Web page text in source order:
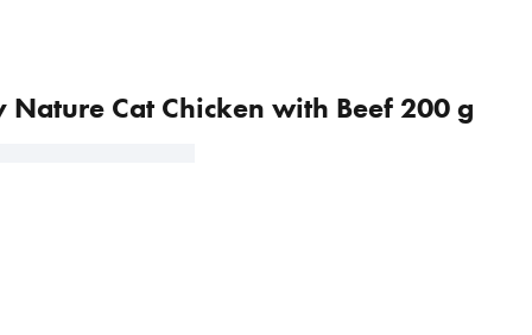
Nature Cat Chicken with Beef 200 g